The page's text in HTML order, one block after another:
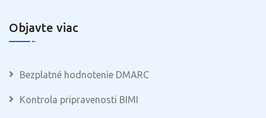
Objavte viac
Bezplatné hodnotenie DMARC
Kontrola pripravenosti BIMI